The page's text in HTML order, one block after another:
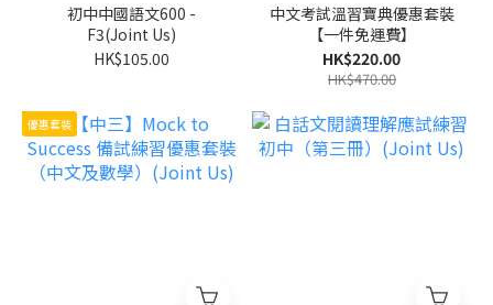
初中中國語文600 -
F3(Joint Us)
HK$105.00
中文考試溫習寶典優惠套裝
【一件免運費】
HK$220.00
HK$470.00
優惠套裝